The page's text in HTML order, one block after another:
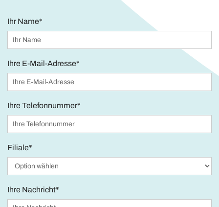
Ihr Name*
Ihre E-Mail-Adresse*
Ihre Telefonnummer*
Filiale*
Ihre Nachricht*